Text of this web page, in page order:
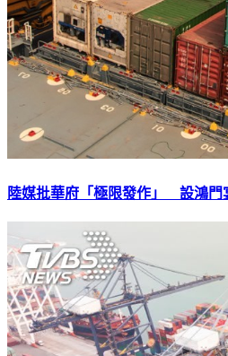
陸媒批華府「極限發作」 設鴻門